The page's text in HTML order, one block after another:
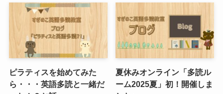
ピラティスを始めてみた
ら・・・英語多読と一緒だ
夏休みオンライン「多読ル
ーム2025夏」初！開催しま